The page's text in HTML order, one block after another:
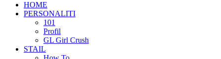
HOME
PERSONALITI
101
Profil
GL Girl Crush
STAIL